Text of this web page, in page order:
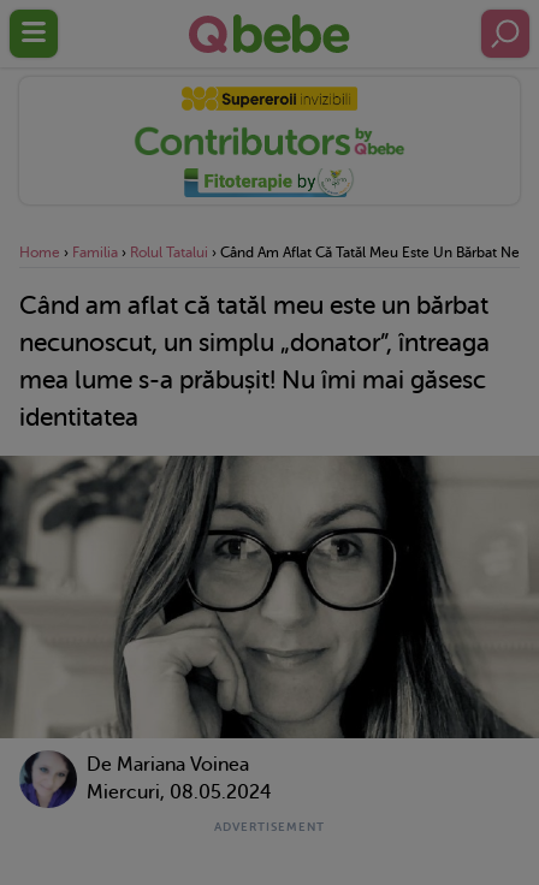
Home › Familia › Rolul Tatalui › Când Am Aflat Că Tatăl Meu Este Un Bărbat
Când am aflat că tatăl meu este un bărbat
necunoscut, un simplu „donator”, întreaga
mea lume s-a prăbușit! Nu îmi mai găsesc
identitatea
De Mariana Voinea
Miercuri, 08.05.2024